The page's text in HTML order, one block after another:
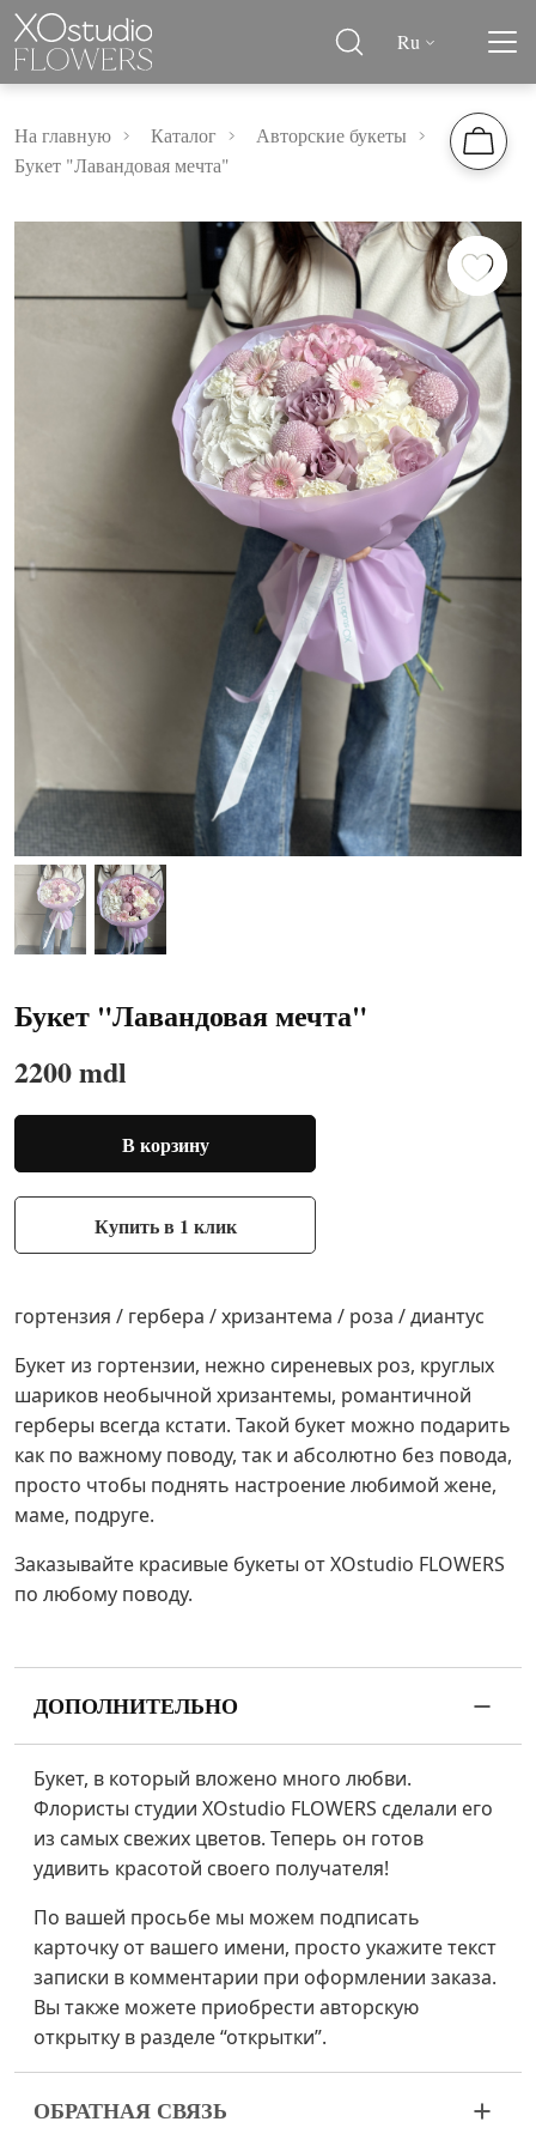
Ru
На главную Каталог
Авторские букеты
Букет "Лавандовая мечта"
Букет "Лавандовая мечта"
2200 mdl
В корзину
Купить в 1 клик
гортензия / гербера / хризантема / роза / диантус
Букет из гортензии, нежно сиреневых роз, круглых
шариков необычной хризантемы, романтичной
герберы всегда кстати. Такой букет можно подарить
как по важному поводу, так и абсолютно без повода,
просто чтобы поднять настроение любимой жене,
маме, подруге.
Заказывайте красивые букеты от XOstudio FLOWERS
по любому поводу.
ДОПОЛНИТЕЛЬНО
Букет, в который вложено много любви.
Флористы студии XOstudio FLOWERS сделали его
из самых свежих цветов. Теперь он готов
удивить красотой своего получателя!
По вашей просьбе мы можем подписать
карточку от вашего имени, просто укажите текст
записки в комментарии при оформлении заказа.
Вы также можете приобрести авторскую
открытку в разделе “открытки”.
ОБРАТНАЯ СВЯЗЬ